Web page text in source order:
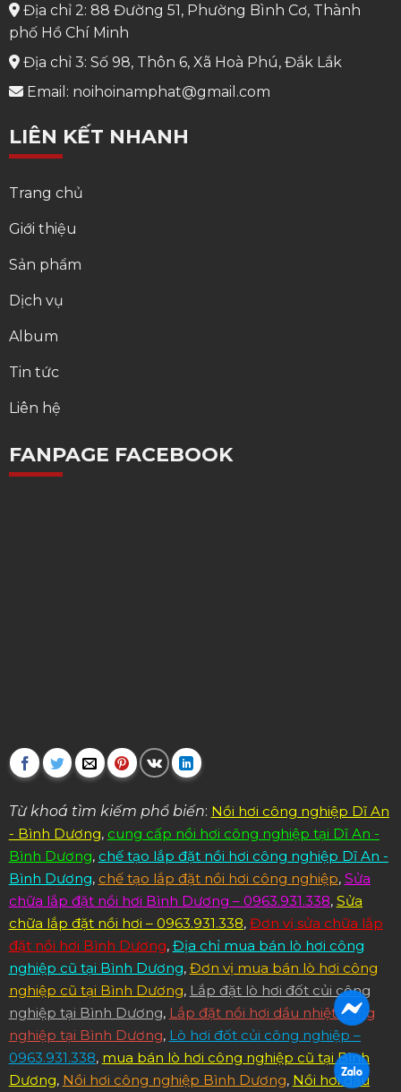
Địa chỉ 2: 88 Đường 51, Phường Bình Cơ, Thành
phố Hồ Chí Minh
Địa chỉ 3: Số 98, Thôn 6, Xã Hoà Phú, Đắk Lắk
Email: noihoinamphat@gmail.com
LIÊN KẾT NHANH
Trang chủ
Giới thiệu
Sản phẩm
Dịch vụ
Album
Tin tức
Liên hệ
FANPAGE FACEBOOK
Từ khoá tìm kiếm phổ biến: Nồi hơi công nghiệp Dĩ An
- Bình Dương, cung cấp nồi hơi công nghiệp tại Dĩ An -
Bình Dương, chế tạo lắp đặt nồi hơi công nghiệp Dĩ An -
Bình Dương, chế tạo lắp đặt nồi hơi công nghiệp, Sửa
chữa lắp đặt nồi hơi Bình Dương – 0963.931.338, Sửa
chữa lắp đặt nồi hơi – 0963.931.338, Đơn vị sửa chữa lắp
đặt nồi hơi Bình Dương, Địa chỉ mua bán lò hơi công
nghiệp cũ tại Bình Dương, Đơn vị mua bán lò hơi công
nghiệp cũ tại Bình Dương, Lắp đặt lò hơi đốt củi công
nghiệp tại Bình Dương, Lắp đặt nồi hơi dầu nhiệt công
nghiệp tại Bình Dương, Lò hơi đốt củi công nghiệp –
0963.931.338, mua bán lò hơi công nghiệp cũ tại Bình
Dương, Nồi hơi công nghiệp Bình Dương, Nồi hơi dầu